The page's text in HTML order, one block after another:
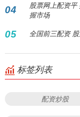
04
股票网上配资
握市场
05 全国前三配资
标签列表
配资炒股